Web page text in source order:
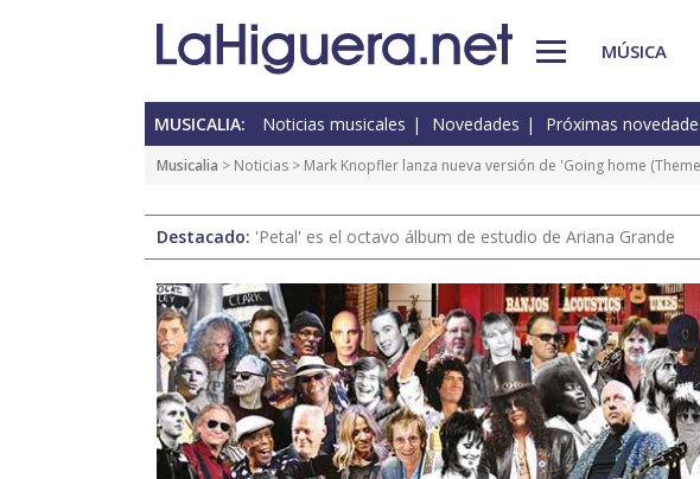
MÚSICA
MUSICALIA: Noticias musicales Novedades Próximas
Musicalia > Noticias > Mark Knopfler lanza nueva versión de 'Going home
Destacado: 'Petal' es el octavo álbum de estudio de Ariana Grande